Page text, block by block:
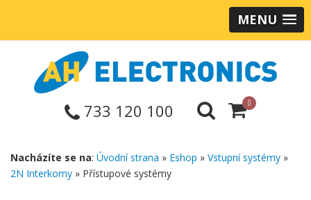
MENU
733 120 100 0
Nacházíte se na: Úvodní strana » Eshop » Vstupní systémy »
2N Interkomy » Přístupové systémy